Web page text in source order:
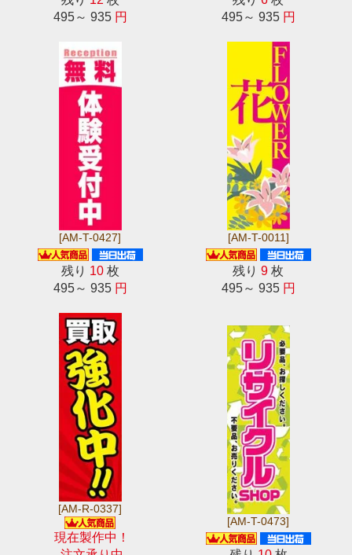
495～ 935 円
495～ 935 円
[AM-T-0427]
残り 10枚
495～ 935 円
[AM-T-0011]
残り9 枚
495～ 935 円
[AM-R-0337]
現在製作中！
[AM-T-0473]